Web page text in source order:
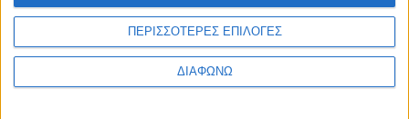
ΠΕΡΙΣΣΟΤΕΡΕΣ ΕΠΙΛΟΓΕΣ
ΔΙΑΦΩΝΩ
Ιδέες διακόσμησης για το φοιτητικό σπίτι!